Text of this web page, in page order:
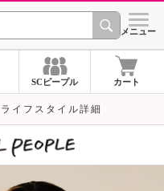
シメニュー
SCピープル カート
イフスタイル詳細